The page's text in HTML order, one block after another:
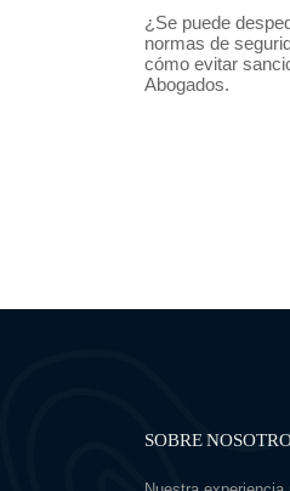
¿Se puede
normas de
cómo evitar
Abogados.
SOBRE